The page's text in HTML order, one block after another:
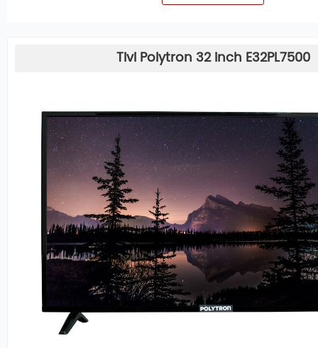
Tivi Polytron 32 inch E32PL7500